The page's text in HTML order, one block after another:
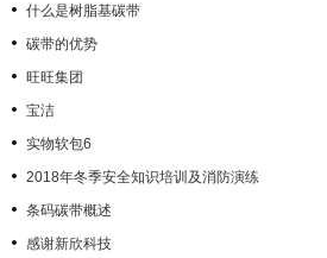
什么是树脂基碳带
碳带的优势
旺旺集团
宝洁
实物软包6
2018年冬季安全知识培训及消防演练
条码碳带概述
感谢新欣科技